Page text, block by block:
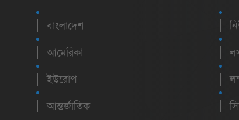
বাংলাদেশ
আমেরিকা
ইউরোপ
আন্তর্জাতিক